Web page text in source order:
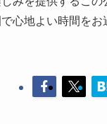
心地よい時間をお